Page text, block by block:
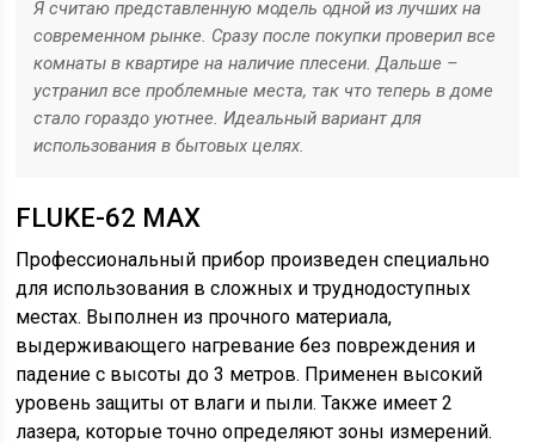
Я считаю представленную модель одной из лучших на
современном рынке. Сразу после покупки проверил все
комнаты в квартире на наличие плесени. Дальше –
устранил все проблемные места, так что теперь в доме
стало гораздо уютнее. Идеальный вариант для
использования в бытовых целях.
FLUKE-62 MAX
Профессиональный прибор произведен специально
для использования в сложных и труднодоступных
местах. Выполнен из прочного материала,
выдерживающего нагревание без повреждения и
падение с высоты до 3 метров. Применен высокий
уровень защиты от влаги и пыли. Также имеет 2
лазера, которые точно определяют зоны измерений.